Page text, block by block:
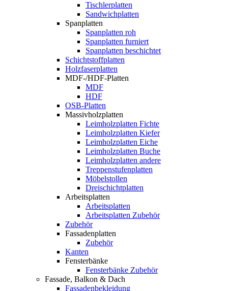
Tischlerplatten
Sandwichplatten
Spanplatten
Spanplatten roh
Spanplatten furniert
Spanplatten beschichtet
Schichtstoffplatten
Holzfaserplatten
MDF-/HDF-Platten
MDF
HDF
OSB-Platten
Massivholzplatten
Leimholzplatten Fichte
Leimholzplatten Kiefer
Leimholzplatten Eiche
Leimholzplatten Buche
Leimholzplatten andere
Treppenstufenplatten
Möbelstollen
Dreischichtplatten
Arbeitsplatten
Arbeitsplatten
Arbeitsplatten Zubehör
Zubehör
Fassadenplatten
Zubehör
Kanten
Fensterbänke
Fensterbänke Zubehör
Fassade, Balkon & Dach
Fassadenbekleidung